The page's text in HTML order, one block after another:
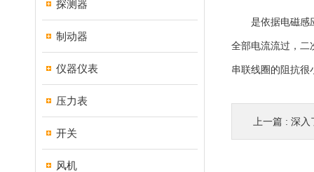
探测器
制动器
仪器仪表
压力表
开关
风机
是依据电磁感应
全部电流流过，二
串联线圈的阻抗很
上一篇 : 深入